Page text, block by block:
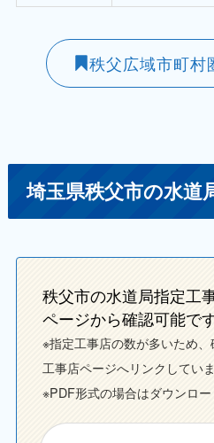
秩父広域市町村
埼玉県秩父市の水道
秩父市の水道局指定工
ページから確認可能です
※指定工事店の数が多いため
工事店ページへリンクしていま
※PDF形式の場合はダウンロー